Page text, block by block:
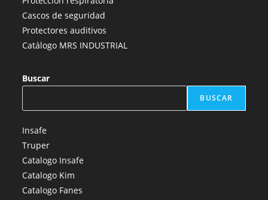
Cascos de seguridad
Protectores auditivos
Catálogo MRS INDUSTRIAL
Buscar
BUSCAR
Insafe
Truper
Catalogo Insafe
Catalogo Kim
Catalogo Fanes